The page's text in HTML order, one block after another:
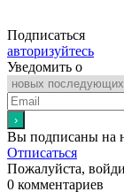
Подписаться
авторизуйтесь
Уведомить о
Вы подписаны на
Отписаться
Пожалуйста,
0 комментариев